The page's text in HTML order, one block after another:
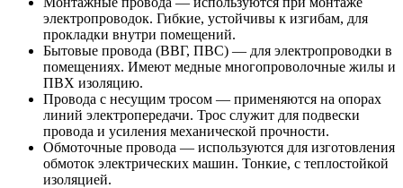
электропроводок. Гибкие, устойчивы к изгибам, для
прокладки внутри помещений.
Бытовые провода (ВВГ, ПВС) — для электропроводки в
помещениях. Имеют медные многопроволочные жилы и
ПВХ изоляцию.
Провода с несущим тросом — применяются на опорах
линий электропередачи. Трос служит для подвески
провода и усиления механической прочности.
Обмоточные провода — используются для изготовления
обмоток электрических машин. Тонкие, с теплостойкой
изоляцией.